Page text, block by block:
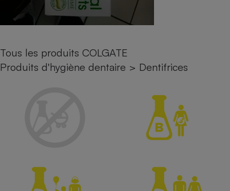
Tous les produits COLGATE
Produits d'hygiène dentaire > Dentifrices
Complément
Banque
Petit électroménager -
Téléviseur
Matelas